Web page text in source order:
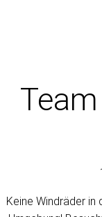
Keine Windräder in